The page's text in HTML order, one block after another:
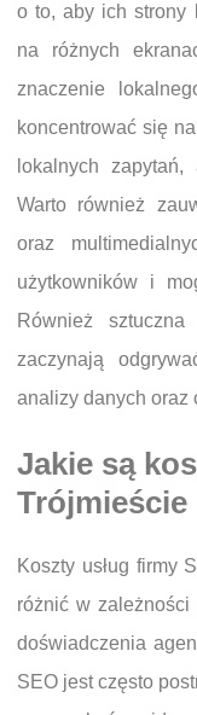
o to, aby ich strony
na różnych
znaczenie
koncentrować się
lokalnych
Warto również
oraz
użytkowników i
Również
zaczynają
analizy danych oraz
Jakie są
Trójmieście
Koszty usług firmy
różnić w zależności
doświadczenia
SEO jest często